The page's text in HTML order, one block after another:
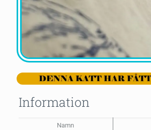
Information
Namn